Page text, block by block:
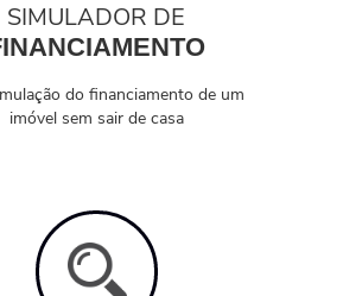
SIMULADOR DE
do financiamento de um
imóvel sem sair de casa